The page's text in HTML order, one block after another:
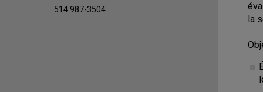
514 987-3504
la